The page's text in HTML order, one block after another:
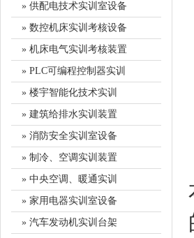
» 供配电技术实训室设备
» 数控机床实训考核设备
» 机床电气实训考核装置
» PLC可编程控制器实训
» 楼宇智能化技术实训
» 建筑给排水实训装置
» 消防安全实训室设备
» 制冷、空调实训装置
» 中央空调、暖通实训
» 家用电器实训室设备
» 汽车发动机实训台架